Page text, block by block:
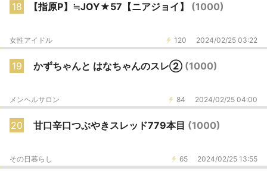
18 【指原P】≒JOY★57【ニアジョイ】 (1000)
120 2024/02/25 03:22
女性アイドル
19 かずちゃんと はなちゃんのスレ② (1000)
84 2024/02/25 04:00
メンヘルサロン
20 甘口辛口つぶやきスレッド779本目 (1000)
65 2024/02/25 13:55
その日暮らし